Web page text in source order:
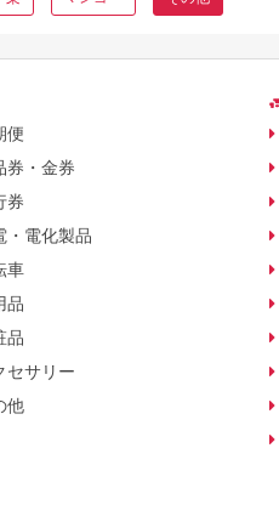
便
券・金券
券
・電化製品
車
品
品
セサリー
他